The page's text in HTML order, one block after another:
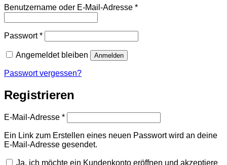
Benutzername oder E-Mail-Adresse *Erforderlich
Passwort*Erforderlich
Angemeldet bleiben Anmelden
Passwort vergessen?
Registrieren
E-Mail-Adresse *Erforderlich
Ein Link zum Erstellen eines neuen Passwort wird an deine
E-Mail-Adresse gesendet.
Ja, ich möchte ein Kundenkonto eröffnen und akzeptiere